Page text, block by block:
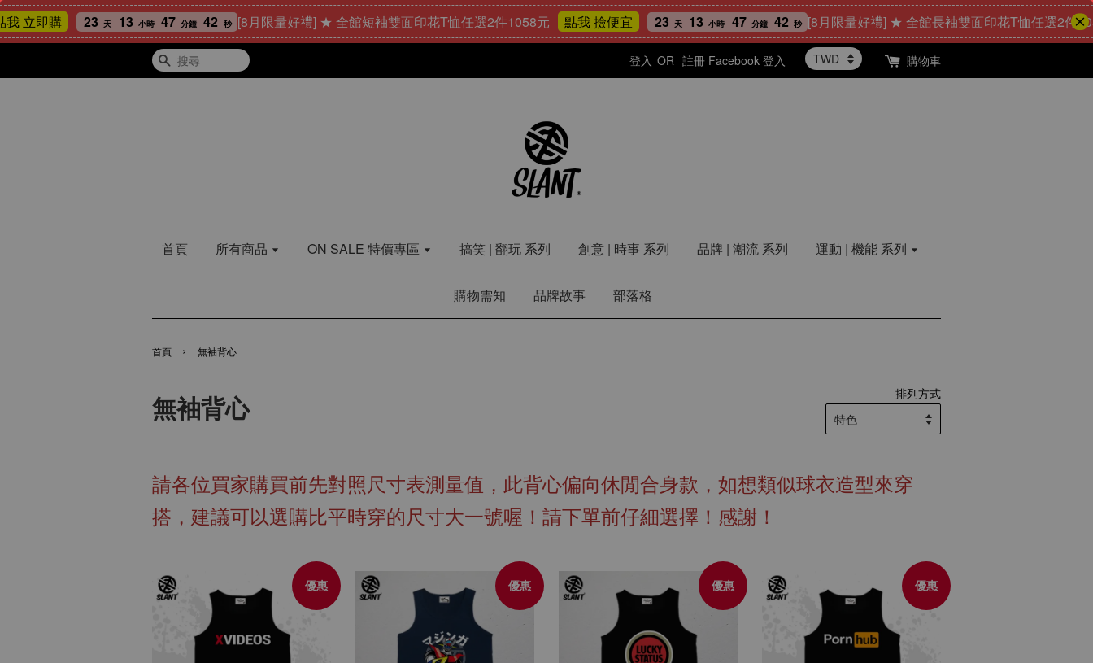
購 23 13 小時 47 分鐘 41 秒 [8月限量好禮] ★ 全館短袖雙面印花T恤任選2件1058元 點我 撿便宜 23 13 小時 47 分鐘 41 秒 [8月限量好禮] ★ 全館長袖雙面印花T恤任選2件1088元
搜尋 登入 OR 註冊 Facebook 登入 購物車
首頁 所有商品 ON SALE 特價專區 搞笑 | 翻玩 系列 創意 | 時事 系列 品牌 | 潮流 系列 運動 | 機能 系列
購物需知 品牌故事 部落格
首頁 › 無袖背心
無袖背心 排列方式
請各位買家購買前先對照尺寸表測量值，此背心偏向休閒合身款，如想類似球衣造型來穿
搭，建議可以選購比平時穿的尺寸大一號喔！請下單前仔細選擇！感謝！
優惠 優惠 優惠 優惠